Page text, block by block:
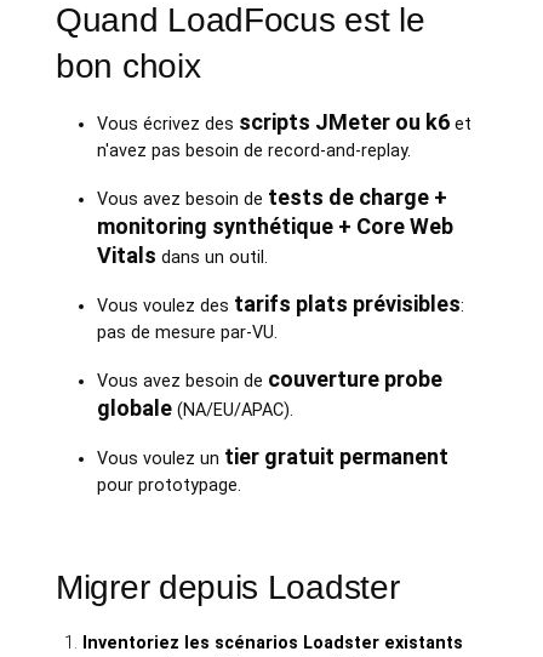
Quand LoadFocus est le
bon choix
Vous écrivez des scripts JMeter ou k6et
n'avez pas besoin de record-and-replay.
Vous avez besoin de tests de charge +
monitoring synthétique + Core Web
Vitals dans un outil.
Vous voulez des tarifs plats prévisibles:
pas de mesure par-VU.
Vous avez besoin de couverture probe
globale(NA/EU/APAC).
Vous voulez un tier gratuit permanent
pour prototypage.
Migrer depuis Loadster
Inventoriez les scénarios Loadster existants